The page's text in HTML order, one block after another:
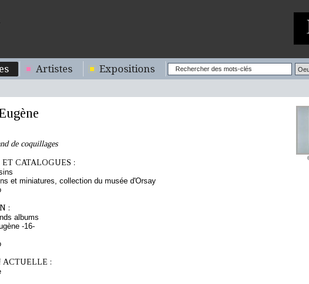
Artistes Expositions
de coquillages
CATALOGUES :
et miniatures, collection du musée d'Orsay
:
albums
-16-
ACTUELLE :